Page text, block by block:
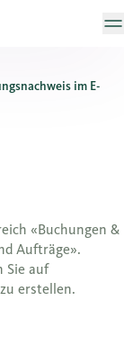
im E-
«Buchungen &
Aufträge».
Sie auf
erstellen.